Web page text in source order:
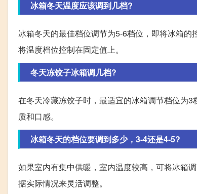
冰箱冬天温度应该调到几档?
冰箱冬天的最佳档位调节为5-6档位，即将冰箱
将温度档位控制在固定值上。
冬天冻饺子冰箱调几档?
在冬天冷藏冻饺子时，最适宜的冰箱调节档位为
质和口感。
冰箱冬天的档位要调到多少，3-4还是4-5?
如果室内有集中供暖，室内温度较高，可将冰箱
据实际情况来灵活调整。